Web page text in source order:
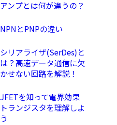
アンプとは何が違うの？
NPNとPNPの違い
シリアライザ(SerDes)と
は？高速データ通信に欠
かせない回路を解説！
JFETを知って電界効果
トランジスタを理解しよ
う